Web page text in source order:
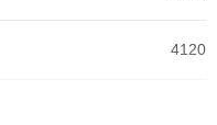
4120